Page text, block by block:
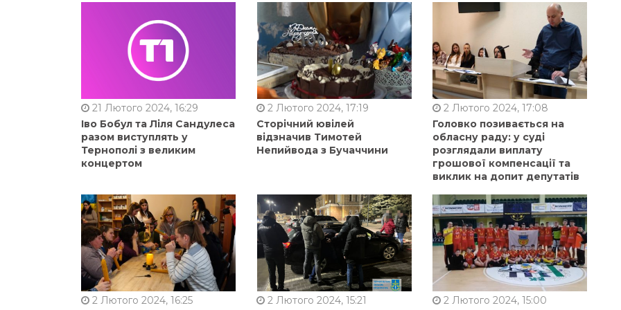
21 Лютого 2024, 16:29
Іво Бобул та Ліля Сандулеса
разом виступлять у
Тернополі з великим
концертом
2 Лютого 2024, 17:19
Сторічний ювілей
відзначив Тимотей
Непийвода з Бучаччини
2 Лютого 2024, 17:08
Головко позивається на
обласну раду: у суді
розглядали виплату
грошової компенсації та
виклик на допит депутатів
2 Лютого 2024, 16:25
2 Лютого 2024, 15:21
2 Лютого 2024, 15:00